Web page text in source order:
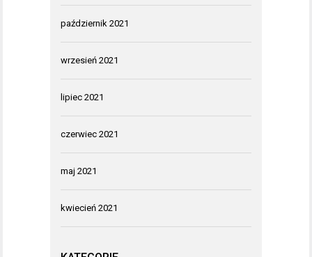
październik 2021
wrzesień 2021
lipiec 2021
czerwiec 2021
maj 2021
kwiecień 2021